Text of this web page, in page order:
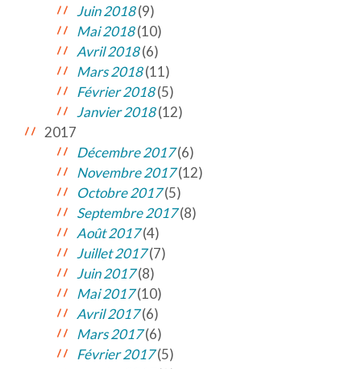
Juin 2018(9)
Mai 2018(10)
Avril 2018(6)
Mars 2018(11)
Février 2018(5)
Janvier 2018(12)
2017
Décembre 2017(6)
Novembre 2017(12)
Octobre 2017(5)
Septembre 2017(8)
Août 2017(4)
Juillet 2017(7)
Juin 2017(8)
Mai 2017(10)
Avril 2017(6)
Mars 2017(6)
Février 2017(5)